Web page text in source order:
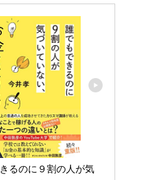
るのに９割の人が気